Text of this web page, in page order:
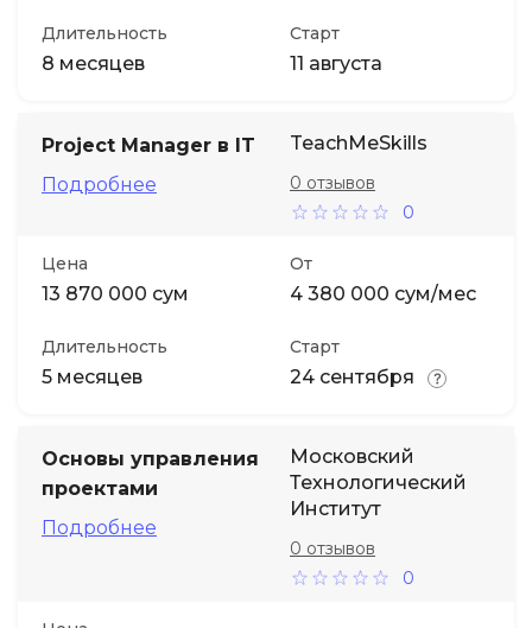
Длительность
8 месяцев
Старт
11 августа
Project Manager в IT
Подробнее
TeachMeSkills
0
0 отзывов
Цена
13 870 000 сум
От
4 380 000 сум/мес
Длительность
5 месяцев
Старт
24 сентября
Основы управления
проектами
Подробнее
Московский
Технологический
Институт
0
0 отзывов